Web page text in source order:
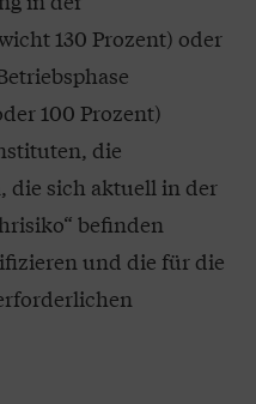
130 Prozent) oder
100 Prozent)
die
die sich aktuell in der
befinden
und die für die